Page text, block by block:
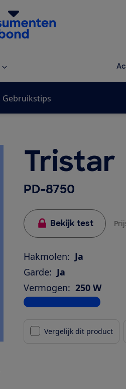
van de Consumentenbond
Gebruikstips
Tristar
PD-8750
Bekijk test
Hakmolen: Ja
Garde: Ja
Vermogen: 250 W
Bekijk alle specificaties
Vergelijk dit product